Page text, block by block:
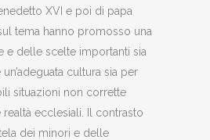
XVI e poi di papa
tema hanno promosso una
e delle scelte importanti sia
cultura sia per
situazioni non corrette
realtà ecclesiali. Il contrasto
dei minori e delle